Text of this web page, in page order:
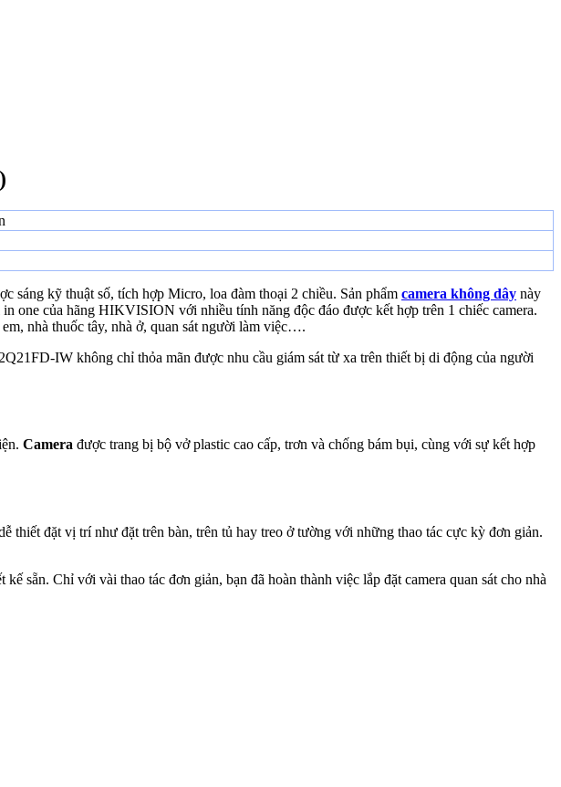
sáng kỹ thuật số, tích hợp Micro, loa đàm thoại 2 chiều. Sản phẩm camera không dây này
one của hãng HIKVISION với nhiều tính năng độc đáo được kết hợp trên 1 chiếc camera.
nhà thuốc tây, nhà ở, quan sát người làm việc….
IW không chỉ thỏa mãn được nhu cầu giám sát từ xa trên thiết bị di động của người
Camera được trang bị bộ vở plastic cao cấp, trơn và chống bám bụi, cùng với sự kết hợp
đặt vị trí như đặt trên bàn, trên tủ hay treo ở tường với những thao tác cực kỳ đơn giản.
sẵn. Chỉ với vài thao tác đơn giản, bạn đã hoàn thành việc lắp đặt camera quan sát cho nhà